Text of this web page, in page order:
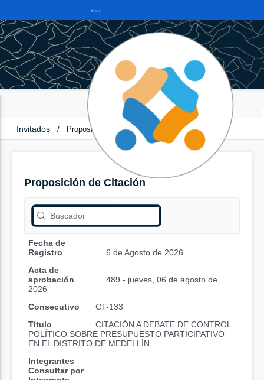
Invitados / Proposición de Citación
Proposición de Citación
Fecha de
Registro
6 de Agosto de 2026
Acta de
aprobación
489 - jueves, 06 de agosto de
2026
Consecutivo
CT-133
Título
CITACIÓN A DEBATE DE CONTROL
POLÍTICO SOBRE PRESUPUESTO PARTICIPATIVO
EN EL DISTRITO DE MEDELLÍN
Integrantes
Consultar por